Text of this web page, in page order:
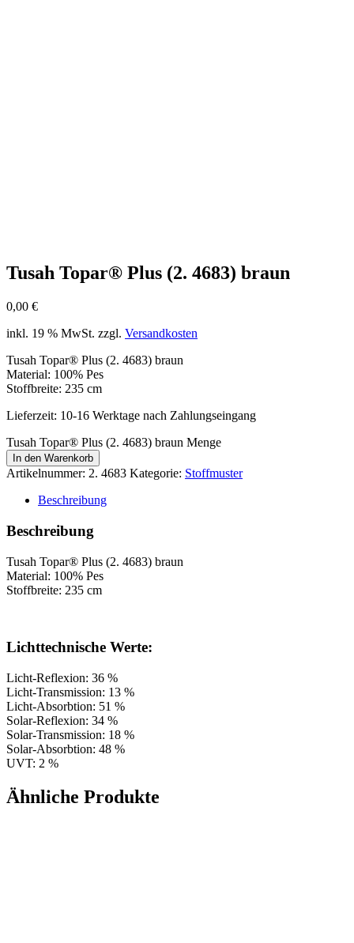
Tusah Topar® Plus (2. 4683) braun
0,00 €
inkl. 19 % MwSt. zzgl. Versandkosten
Tusah Topar® Plus (2. 4683) braun
Material: 100% Pes
Stoffbreite: 235 cm
Lieferzeit: 10-16 Werktage nach Zahlungseingang
Tusah Topar® Plus (2. 4683) braun Menge
In den Warenkorb
Artikelnummer: 2. 4683 Kategorie: Stoffmuster
Beschreibung
Beschreibung
Tusah Topar® Plus (2. 4683) braun
Material: 100% Pes
Stoffbreite: 235 cm
Lichttechnische Werte:
Licht-Reflexion: 36 %
Licht-Transmission: 13 %
Licht-Absorbtion: 51 %
Solar-Reflexion: 34 %
Solar-Transmission: 18 %
Solar-Absorbtion: 48 %
UVT: 2 %
Ähnliche Produkte